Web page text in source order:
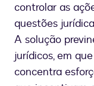
controlar as
questões
A solução
jurídicos, em
concentra